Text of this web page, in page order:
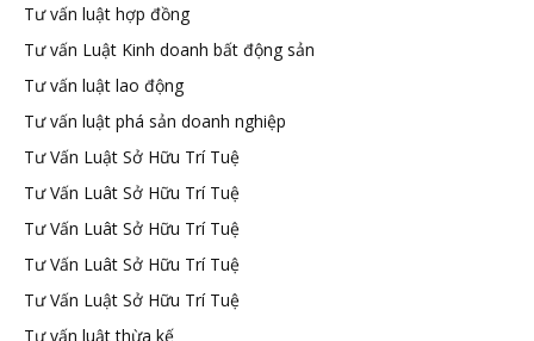
Tư vấn luật hợp đồng
Tư vấn Luật Kinh doanh bất động sản
Tư vấn luật lao động
Tư vấn luật phá sản doanh nghiệp
Tư Vấn Luật Sở Hữu Trí Tuệ
Tư Vấn Luât Sở Hữu Trí Tuệ
Tư Vấn Luât Sở Hữu Trí Tuệ
Tư Vấn Luât Sở Hữu Trí Tuệ
Tư Vấn Luật Sở Hữu Trí Tuệ
Tư vấn luật thừa kế